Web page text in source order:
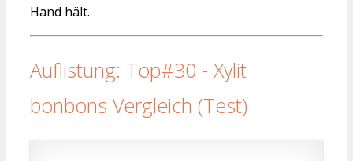
Hand hält.
Auflistung: Top#30 - Xylit
bonbons Vergleich (Test)